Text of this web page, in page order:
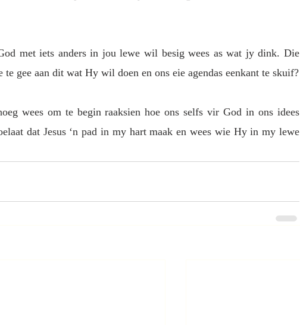
met iets anders in jou lewe wil besig wees as wat jy dink. Die
gee aan dit wat Hy wil doen en ons eie agendas eenkant te skuif?
wees om te begin raaksien hoe ons selfs vir God in ons idees
dat Jesus ‘n pad in my hart maak en wees wie Hy in my lewe